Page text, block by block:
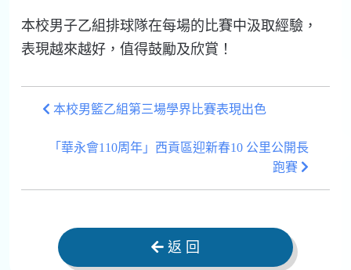
本校男子乙組排球隊在每場的比賽中汲取經驗，
表現越來越好，值得鼓勵及欣賞！
本校男籃乙組第三場學界比賽表現出色
「華永會110周年」西貢區迎新春10 公里公開長
跑賽
返 回